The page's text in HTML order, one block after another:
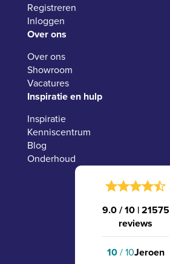
Registreren
Inloggen
Over ons
Over ons
Showroom
Vacatures
Inspiratie en hulp
Inspiratie
Kenniscentrum
Blog
Onderhoud
9.0 / 10 |21575
reviews
10/ 10Jeroen